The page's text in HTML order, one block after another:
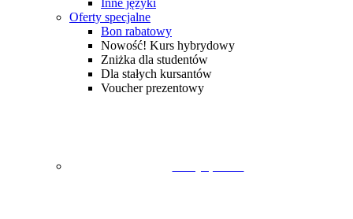
Inne języki
Oferty specjalne
Bon rabatowy
Nowość! Kurs hybrydowy
Zniżka dla studentów
Dla stałych kursantów
Voucher prezentowy